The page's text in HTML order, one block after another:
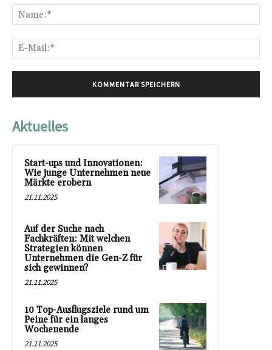
Aktuelles
Start-ups und Innovationen:
Wie junge Unternehmen neue
Märkte erobern
21.11.2025
Auf der Suche nach
Fachkräften: Mit welchen
Strategien können
Unternehmen die Gen-Z für
sich gewinnen?
21.11.2025
10 Top-Ausflugsziele rund um
Peine für ein langes
Wochenende
21.11.2025